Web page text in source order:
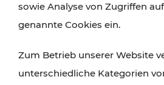
Wien, Niederösterreich und
Wanderungen, Kultur und
Radtouren oder purer
sowie Analyse von Zugriffen
genannte Cookies ein.
Zum Betrieb unserer Website
unterschiedliche Kategorien